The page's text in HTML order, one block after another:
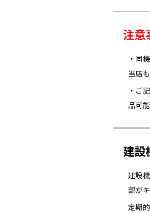
注意
・同
当店
・ご
品可
建設
建設
部が
定期